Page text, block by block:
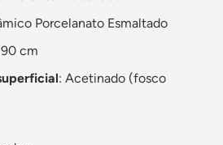
Porcelanato Esmaltado
cm
: Acetinado (fosco